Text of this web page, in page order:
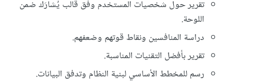
تقرير حول شخصيات المستخدم وفق قالب يُشارَك ضمن
اللوحة.
دراسة المنافسين ونقاط قوتهم وضعفهم.
تقرير بأفضل التقنيات المناسبة.
رسم للمخطط الأساسي لبنية النظام وتدفق البيانات.